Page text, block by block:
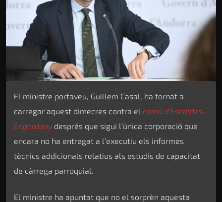
El ministre portaveu, Guillem Casal, ha tornat a
carregar aquest dimecres contra el comú d’Escaldes-
Engordany després que sigui l’única corporació que
encara no ha entregat a l’executiu els informes
tècnics addicionals relatius als estudis de capacitat
de càrrega parroquial.
El ministre ha apuntat que no el sorprèn aquesta